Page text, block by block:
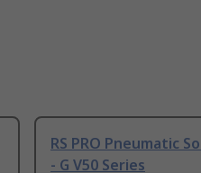
RS PRO Pneumatic
- G V50 Series